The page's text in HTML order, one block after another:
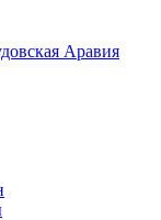
Аравия